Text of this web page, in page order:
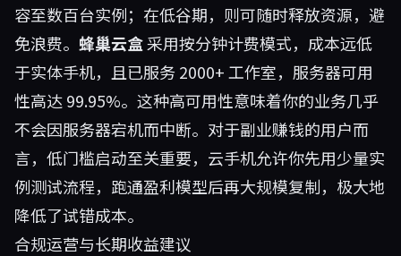
容至数百台实例；在低谷期，则可随时释放资源，避
免浪费。 蜂巢云盒采用按分钟计费模式，成本远低
于实体手机，且已服务 2000+ 工作室，服务器可用
性高达 99.95%。这种高可用性意味着你的业务几乎
不会因服务器宕机而中断。对于副业赚钱的用户而
言，低门槛启动至关重要，云手机允许你先用少量实
例测试流程，跑通盈利模型后再大规模复制，极大地
降低了试错成本。
合规运营与长期收益建议